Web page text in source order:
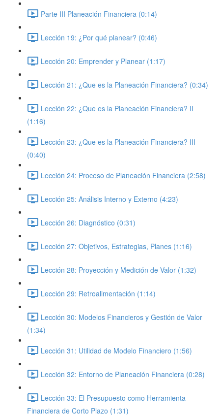
Parte III Planeación Financiera (0:14)
Lección 19: ¿Por qué planear? (0:46)
Lección 20: Emprender y Planear (1:17)
Lección 21: ¿Que es la Planeación Financiera? (0:34)
Lección 22: ¿Que es la Planeación Financiera? II
(1:16)
Lección 23: ¿Que es la Planeación Financiera? III
(0:40)
Lección 24: Proceso de Planeación Financiera (2:58)
Lección 25: Análisis Interno y Externo (4:23)
Lección 26: Diagnóstico (0:31)
Lección 27: Objetivos, Estrategias, Planes (1:16)
Lección 28: Proyección y Medición de Valor (1:32)
Lección 29: Retroalimentación (1:14)
Lección 30: Modelos Financieros y Gestión de Valor
(1:34)
Lección 31: Utilidad de Modelo Financiero (1:56)
Lección 32: Entorno de Planeación Financiera (0:28)
Lección 33: El Presupuesto como Herramienta
Financiera de Corto Plazo (1:31)